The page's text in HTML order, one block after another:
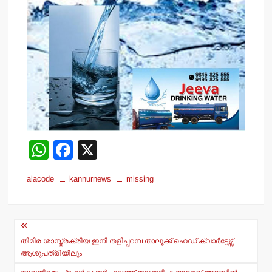
W
at
p
p
F
c
o
o
alacode kannurnews missing
Post
navigation
തിമിര ശാസ്ത്രക്രിയ ഇനി തളിപ്പറമ്പ താലൂക്ക് ഹെഡ് ക്വാര്‍ട്ടേഴ്സ്
ആശുപത്രിയിലും